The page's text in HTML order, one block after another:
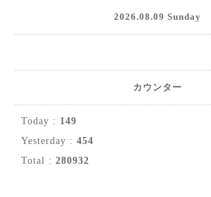
2026.08.09 Sunday
カウンター
Today : 149
Yesterday : 454
Total : 280932